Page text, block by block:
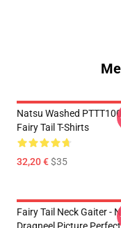
Natsu Washed
Fairy Tail T-Shirts
32,20 €$35
Fairy Tail Neck Gaiter -